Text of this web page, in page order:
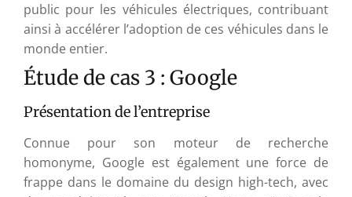
public pour les véhicules électriques, contribuant
ainsi à accélérer l’adoption de ces véhicules dans le
monde entier.
Étude de cas 3 : Google
Présentation de l’entreprise
Connue pour son moteur de recherche
homonyme, Google est également une force de
frappe dans le domaine du design high-tech, avec